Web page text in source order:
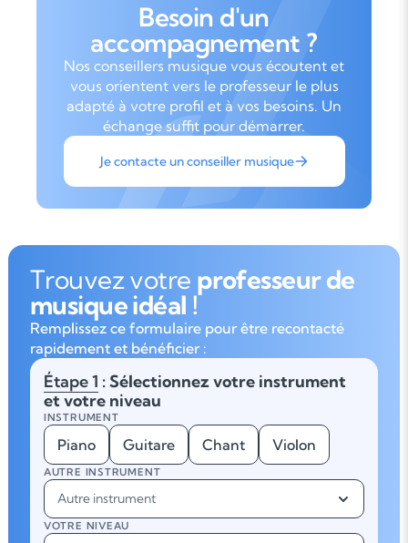
Besoin d'un
accompagnement ?
Nos conseillers musique vous écoutent et
vous orientent vers le professeur le plus
adapté à votre profil et à vos besoins. Un
échange suffit pour démarrer.
Je contacte un conseiller musique
Trouvez votre professeur de
musique idéal !
Remplissez ce formulaire pour être recontacté
rapidement et bénéficier :
Étape 1 : Sélectionnez votre instrument
et votre niveau
INSTRUMENT
Piano Guitare Chant Violon
AUTRE INSTRUMENT
Autre instrument
VOTRE NIVEAU